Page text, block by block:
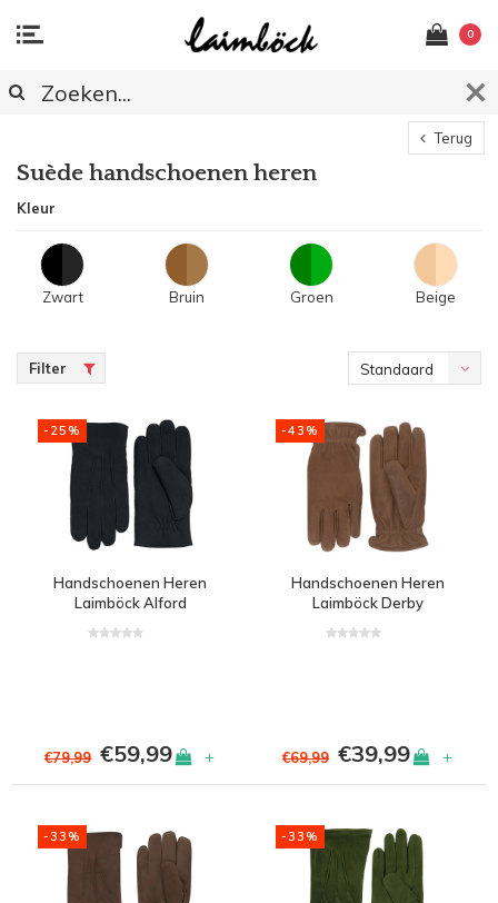
0
Terug
Suède handschoenen heren
Kleur
Zwart Bruin Groen Beige
Filter Standaard
-25%
Handschoenen Heren
Laimböck Alford
€79,99 €59,99 +
-43%
Handschoenen Heren
Laimböck Derby
€69,99 €39,99 +
-33% -33%